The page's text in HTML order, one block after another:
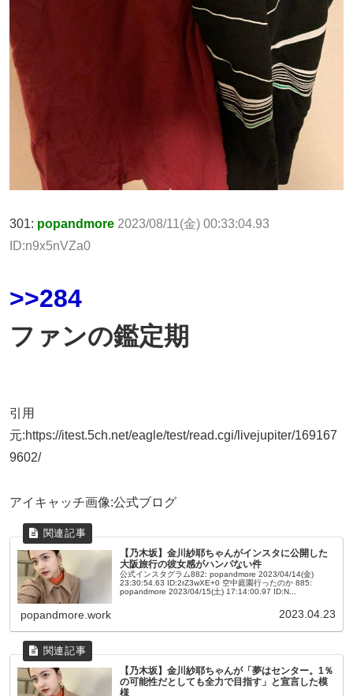
301: popandmore 2023/08/11(金) 00:33:04.93
ID:n9x5nVZa0
>>284
ファンの鑑定期
引用
元:https://itest.5ch.net/eagle/test/read.cgi/livejupiter/169167
9602/
アイキャッチ画像:公式ブログ
【乃木坂】金川紗耶ちゃんがインスタに公開した
大阪旅行の彼女感がハンパない件
公式インスタグラム882: popandmore 2023/04/14(金)
23:30:54.63 ID:2rZ3wXE+0 空中庭園行ったのか 885:
popandmore 2023/04/15(土) 17:14:00.97 ID:N...
popandmore.work 2023.04.23
【乃木坂】金川紗耶ちゃんが「夢はセンター。1％
の可能性だとしても全力で目指す」と宣言した模
様